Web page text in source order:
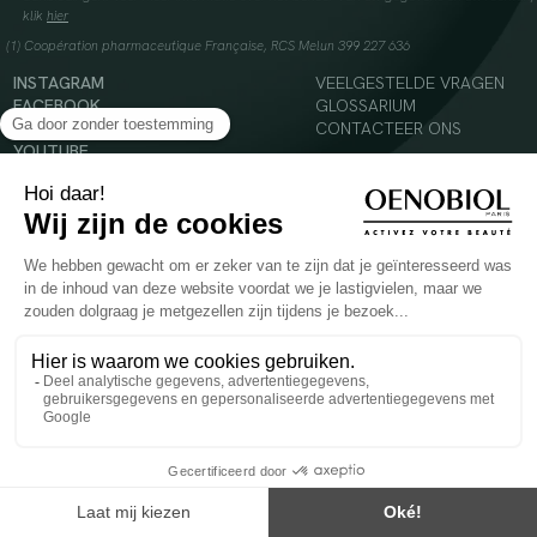
klik hier
(1) Coopération pharmaceutique Française, RCS Melun 399 227 636
INSTAGRAM
FACEBOOK
TIKTOK
YOUTUBE
VEELGESTELDE VRAGEN
GLOSSARIUM
CONTACTEER ONS
Voedingssupplement dat moet worden geconsumeerd als onderdeel van een gevarieerde,
evenwichtige voeding en een gezonde levensstijl. Aanbevolen dagelijkse dosis niet
overschrijden. Enkel voor volwassenen, buiten het bereik van kinderen houden.